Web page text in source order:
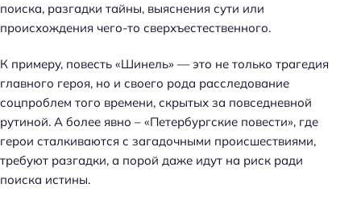
поиска, разгадки тайны, выяснения сути или
происхождения чего-то сверхъестественного.
К примеру, повесть «Шинель» — это не только трагедия
главного героя, но и своего рода расследование
соцпроблем того времени, скрытых за повседневной
рутиной. А более явно – «Петербургские повести», где
герои сталкиваются с загадочными происшествиями,
требуют разгадки, а порой даже идут на риск ради
поиска истины.